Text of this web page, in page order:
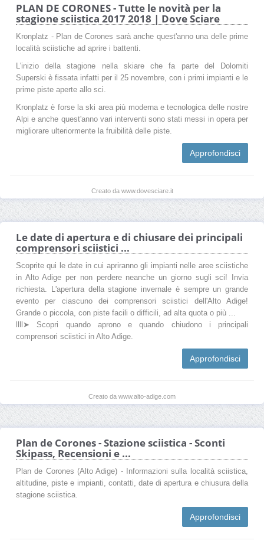
PLAN DE CORONES - Tutte le novità per la
stagione sciistica 2017 2018 | Dove Sciare
Kronplatz - Plan de Corones sarà anche quest'anno una delle prime
località sciistiche ad aprire i battenti.
L'inizio della stagione nella skiare che fa parte del Dolomiti
Superski è fissata infatti per il 25 novembre, con i primi impianti e le
prime piste aperte allo sci.
Kronplatz è forse la ski area più moderna e tecnologica delle nostre
Alpi e anche quest'anno vari interventi sono stati messi in opera per
migliorare ulteriormente la fruibilità delle piste.
Approfondisci
Creato da www.dovesciare.it
Le date di apertura e di chiusare dei principali
comprensori sciistici ...
Scoprite qui le date in cui apriranno gli impianti nelle aree sciistiche
in Alto Adige per non perdere neanche un giorno sugli sci! Invia
richiesta. L'apertura della stagione invernale è sempre un grande
evento per ciascuno dei comprensori sciistici dell'Alto Adige!
Grande o piccola, con piste facili o difficili, ad alta quota o più ...
llll➤ Scopri quando aprono e quando chiudono i principali
comprensori sciistici in Alto Adige.
Approfondisci
Creato da www.alto-adige.com
Plan de Corones - Stazione sciistica - Sconti
Skipass, Recensioni e ...
Plan de Corones (Alto Adige) - Informazioni sulla località sciistica,
altitudine, piste e impianti, contatti, date di apertura e chiusura della
stagione sciistica.
Approfondisci